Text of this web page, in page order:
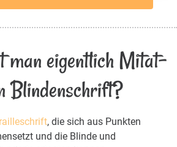
man eigentlich Mitat-
Blindenschrift?
, die sich aus Punkten
und die Blinde und